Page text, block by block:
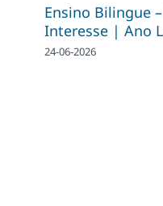
Ensino Bilingue
Interesse | Ano
24-06-2026